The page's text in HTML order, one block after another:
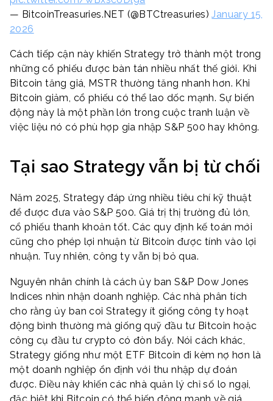
— BitcoinTreasuries.NET (@BTCtreasuries)January 15,
2026
Cách tiếp cận này khiến Strategy trở thành một trong
những cổ phiếu được bàn tán nhiều nhất thế giới. Khi
Bitcoin tăng giá, MSTR thường tăng nhanh hơn. Khi
Bitcoin giảm, cổ phiếu có thể lao dốc mạnh. Sự biến
động này là một phần lớn trong cuộc tranh luận về
việc liệu nó có phù hợp gia nhập S&P 500 hay không.
Tại sao Strategy vẫn bị từ chối
Năm 2025, Strategy đáp ứng nhiều tiêu chí kỹ thuật
để được đưa vào S&P 500. Giá trị thị trường đủ lớn,
cổ phiếu thanh khoản tốt. Các quy định kế toán mới
cũng cho phép lợi nhuận từ Bitcoin được tính vào lợi
nhuận. Tuy nhiên, công ty vẫn bị bỏ qua.
Nguyên nhân chính là cách ủy ban S&P Dow Jones
Indices nhìn nhận doanh nghiệp. Các nhà phân tích
cho rằng ủy ban coi Strategy ít giống công ty hoạt
động bình thường mà giống quỹ đầu tư Bitcoin hoặc
công cụ đầu tư crypto có đòn bẩy. Nói cách khác,
Strategy giống như một ETF Bitcoin đi kèm nợ hơn là
một doanh nghiệp ổn định với thu nhập dự đoán
được. Điều này khiến các nhà quản lý chỉ số lo ngại,
đặc biệt khi Bitcoin có thể biến động mạnh về giá.